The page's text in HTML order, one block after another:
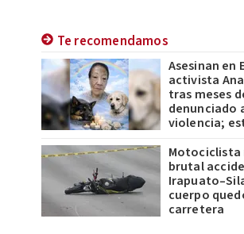
Te recomendamos
Asesinan en
activista
tras meses
denunciado
violencia;
Motociclista
brutal
cuerpo
carretera